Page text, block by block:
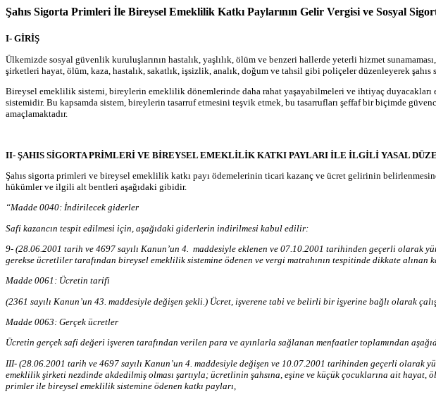
Şahıs Sigorta Primleri İle Bireysel Emeklilik Katkı Paylarının Gelir Vergisi ve Sosyal
I- GİRİŞ
Ülkemizde sosyal güvenlik kuruluşlarının hastalık, yaşlılık, ölüm ve benzeri hallerde yeterli hizmet
şirketleri hayat, ölüm, kaza, hastalık, sakatlık, işsizlik, analık, doğum ve tahsil gibi poliçeler düzenleyerek
Bireysel emeklilik sistemi, bireylerin emeklilik dönemlerinde daha rahat yaşayabilmeleri ve ihtiyaç
sistemidir. Bu kapsamda sistem, bireylerin tasarruf etmesini teşvik etmek, bu tasarrufları şeffaf bir biçimde
amaçlamaktadır.
II- ŞAHIS SİGORTA PRİMLERİ VE BİREYSEL EMEKLİLİK KATKI PAYLARI İLE İLGİLİ YASAL
Şahıs sigorta primleri ve bireysel emeklilik katkı payı ödemelerinin ticari kazanç ve ücret gelirinin
hükümler ve ilgili alt bentleri aşağıdaki gibidir.
“Madde 0040: İndirilecek giderler
Safi kazancın tespit edilmesi için, aşağıdaki giderlerin indirilmesi kabul edilir:
9- (28.06.2001 tarih ve 4697 sayılı Kanun’un 4. maddesiyle eklenen ve 07.10.2001 tarihinden geçerli olarak
gerekse ücretliler tarafından bireysel emeklilik sistemine ödenen ve vergi matrahının tespitinde dikkate alınan
Madde 0061: Ücretin tarifi
(2361 sayılı Kanun’un 43. maddesiyle değişen şekli.) Ücret, işverene tabi ve belirli bir işyerine bağlı olarak
Madde 0063: Gerçek ücretler
Ücretin gerçek safi değeri işveren tarafından verilen para ve ayınlarla sağlanan menfaatler toplamından
III- (28.06.2001 tarih ve 4697 sayılı Kanun’un 4. maddesiyle değişen ve 10.07.2001 tarihinden geçerli
emeklilik şirketi nezdinde akdedilmiş olması şartıyla; ücretlinin şahsına, eşine ve küçük çocuklarına ait
primler ile bireysel emeklilik sistemine ödenen katkı payları,